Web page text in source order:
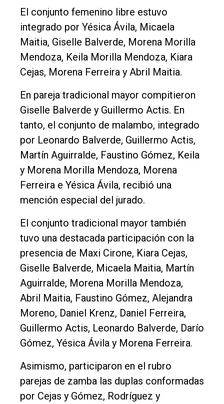
El conjunto femenino libre estuvo
integrado por Yésica Ávila, Micaela
Maitia, Giselle Balverde, Morena Morilla
Mendoza, Keila Morilla Mendoza, Kiara
Cejas, Morena Ferreira y Abril Maitia.
En pareja tradicional mayor compitieron
Giselle Balverde y Guillermo Actis. En
tanto, el conjunto de malambo, integrado
por Leonardo Balverde, Guillermo Actis,
Martín Aguirralde, Faustino Gómez, Keila
y Morena Morilla Mendoza, Morena
Ferreira e Yésica Ávila, recibió una
mención especial del jurado.
El conjunto tradicional mayor también
tuvo una destacada participación con la
presencia de Maxi Cirone, Kiara Cejas,
Giselle Balverde, Micaela Maitia, Martín
Aguirralde, Morena Morilla Mendoza,
Abril Maitia, Faustino Gómez, Alejandra
Moreno, Daniel Krenz, Daniel Ferreira,
Guillermo Actis, Leonardo Balverde, Darío
Gómez, Yésica Ávila y Morena Ferreira.
Asimismo, participaron en el rubro
parejas de zamba las duplas conformadas
por Cejas y Gómez, Rodríguez y